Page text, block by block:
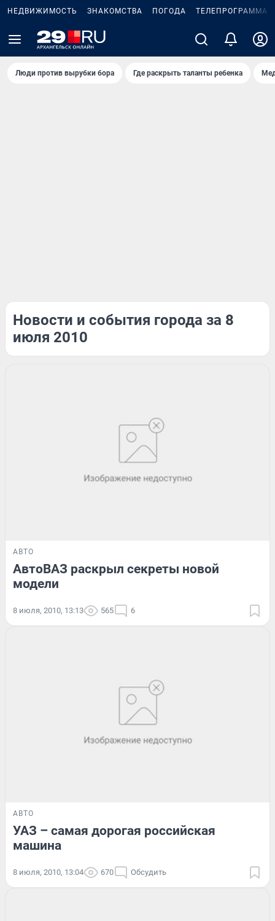
НЕДВИЖИМОСТЬ ЗНАКОМСТВА ПОГОДА ТЕЛЕПРОГРАММА
Люди против вырубки бора Где раскрыть таланты ребенка
Новости и события города за 8
июля 2010
АВТО
АвтоВАЗ раскрыл секреты новой
модели
8 июля, 2010, 13:13 565 6
АВТО
УАЗ – самая дорогая российская
машина
8 июля, 2010, 13:04 670 Обсудить